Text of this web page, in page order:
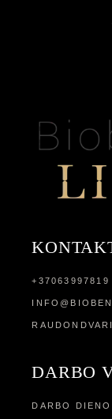
+37063997819
DARBO
DARBO